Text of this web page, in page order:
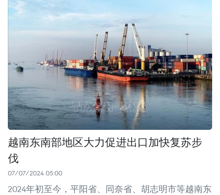
越南东南部地区大力促进出口加快复苏步
伐
07/07/2024 05:00
2024年初至今，平阳省、同奈省、胡志明市等越南东